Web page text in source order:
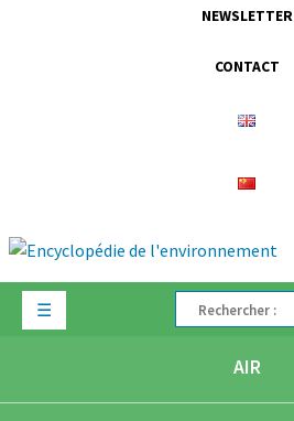
NEWSLETTER
CONTACT
☰
AIR